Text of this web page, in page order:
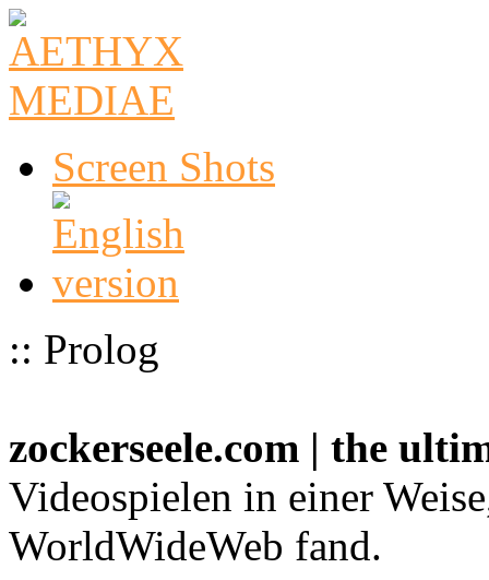
Screen Shots
:: Prolog
zockerseele.com | the
Videospielen in einer
WorldWideWeb fand.